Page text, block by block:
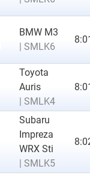
BMW M3
| SMLK6
Toyota
Auris
| SMLK4
Subaru
Impreza
WRX Sti
| SMLK5